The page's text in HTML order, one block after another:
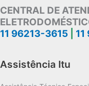
CENTRAL DE
11 96213-3615
Assistência Itu